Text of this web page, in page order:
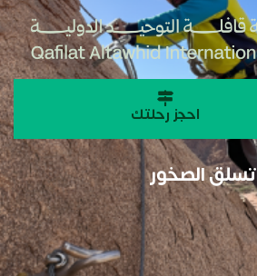
احجز رحلتك
تسلق الصخور